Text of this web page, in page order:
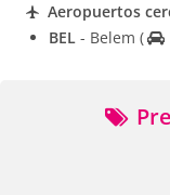
Aeropuertos
BEL - Belem (